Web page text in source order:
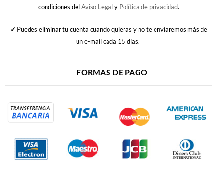
condiciones delAviso Legaly Política de privacidad.
✓ Puedes eliminar tu cuenta cuando quieras y no te enviaremos más de
un e-mail cada 15 días.
FORMAS DE PAGO